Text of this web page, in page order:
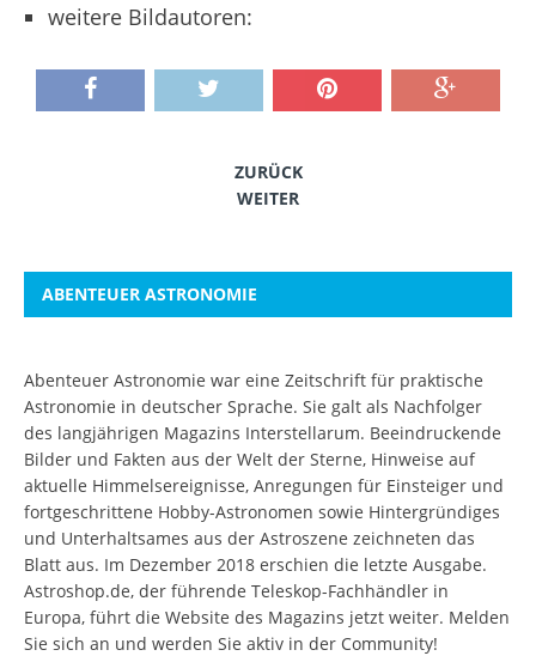
weitere Bildautoren:
ZURÜCK
WEITER
ABENTEUER ASTRONOMIE
Abenteuer Astronomie war eine Zeitschrift für praktische
Astronomie in deutscher Sprache. Sie galt als Nachfolger
des langjährigen Magazins Interstellarum. Beeindruckende
Bilder und Fakten aus der Welt der Sterne, Hinweise auf
aktuelle Himmelsereignisse, Anregungen für Einsteiger und
fortgeschrittene Hobby-Astronomen sowie Hintergründiges
und Unterhaltsames aus der Astroszene zeichneten das
Blatt aus. Im Dezember 2018 erschien die letzte Ausgabe.
Astroshop.de, der führende Teleskop-Fachhändler in
Europa, führt die Website des Magazins jetzt weiter. Melden
Sie sich an und werden Sie aktiv in der Community!